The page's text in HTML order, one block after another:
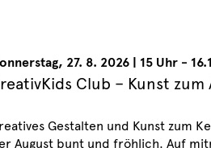
, 27. 8. 2026| 15 Uhr -
Club – Kunst
Gestalten und Kunst zum
August bunt und fröhlich. Auf